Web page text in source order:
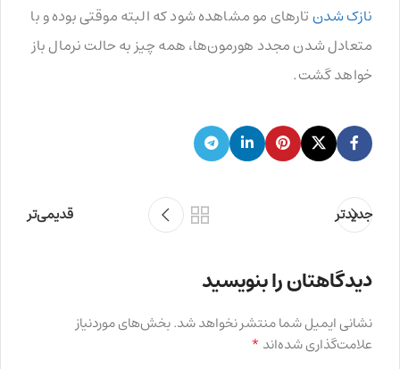
نازک شدنتارهای مو مشاهده شود که البته موقتی بوده و با
متعادل شدن مجدد هورمون‌ها، همه چیز به حالت نرمال باز
خواهد گشت.
جدیدتر قدیمی‌تر
دیدگاهتان را بنویسید
نشانی ایمیل شما منتشر نخواهد شد.بخش‌های موردنیاز
علامت‌گذاری شده‌اند*